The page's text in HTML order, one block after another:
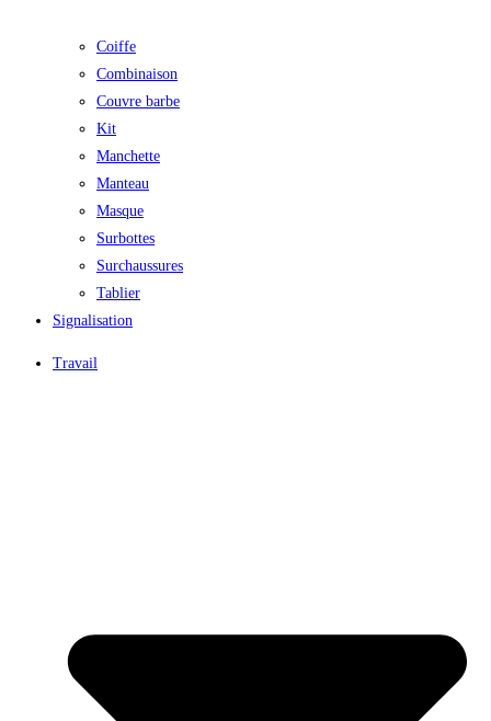
Coiffe
Combinaison
Couvre barbe
Kit
Manchette
Manteau
Masque
Surbottes
Surchaussures
Tablier
Signalisation
Travail